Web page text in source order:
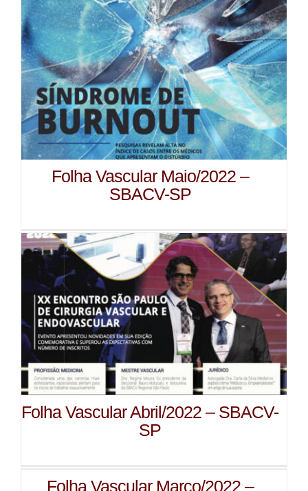
Folha Vascular Maio/2022 –
SBACV-SP
Folha Vascular Abril/2022 – SBACV-
SP
Folha Vascular Março/2022 –